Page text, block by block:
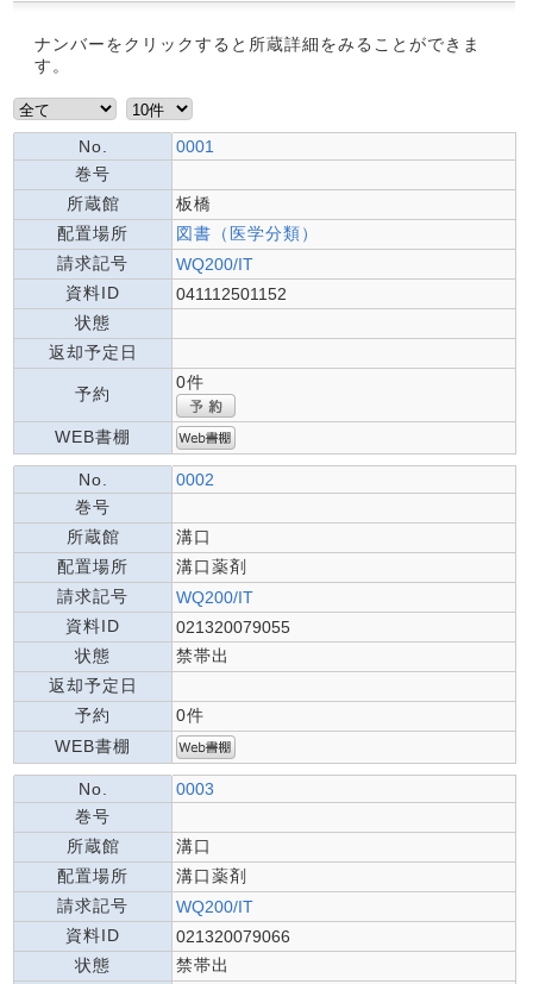
ナンバーをクリックすると所蔵詳細をみることができま
す。
No.
0001
巻号
所蔵館
板橋
配置場所
図書（医学分類）
請求記号
WQ200/IT
資料ID
041112501152
状態
返却予定日
予約
0件
WEB書棚
No.
0002
巻号
所蔵館
溝口
配置場所
溝口薬剤
請求記号
WQ200/IT
資料ID
021320079055
状態
禁帯出
返却予定日
予約
0件
WEB書棚
No.
0003
巻号
所蔵館
溝口
配置場所
溝口薬剤
請求記号
WQ200/IT
資料ID
021320079066
状態
禁帯出